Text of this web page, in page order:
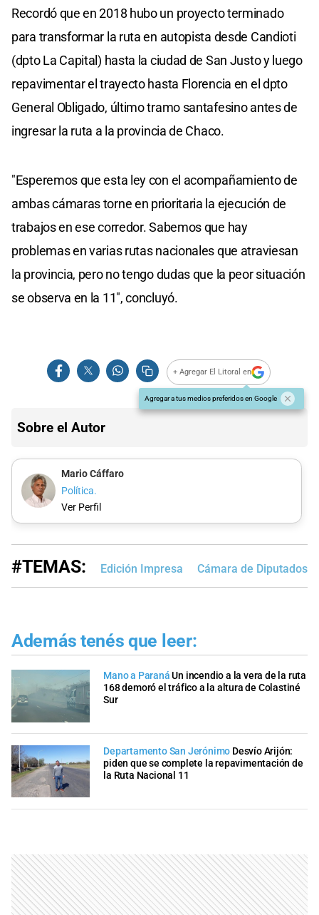
Recordó que en 2018 hubo un proyecto terminado
para transformar la ruta en autopista desde Candioti
(dpto La Capital) hasta la ciudad de San Justo y luego
repavimentar el trayecto hasta Florencia en el dpto
General Obligado, último tramo santafesino antes de
ingresar la ruta a la provincia de Chaco.
"Esperemos que esta ley con el acompañamiento de
ambas cámaras torne en prioritaria la ejecución de
trabajos en ese corredor. Sabemos que hay
problemas en varias rutas nacionales que atraviesan
la provincia, pero no tengo dudas que la peor situación
se observa en la 11", concluyó.
+ Agregar El Litoral en
Agregar a tus medios preferidos en Google
Sobre el Autor
Mario Cáffaro
Política.
Ver Perfil
#TEMAS: Edición Impresa Cámara de Diputados
Además tenés que leer:
Mano a Paraná Un incendio a la vera de la ruta
168 demoró el tráfico a la altura de Colastiné
Sur
Departamento San Jerónimo Desvío Arijón:
piden que se complete la repavimentación de
la Ruta Nacional 11